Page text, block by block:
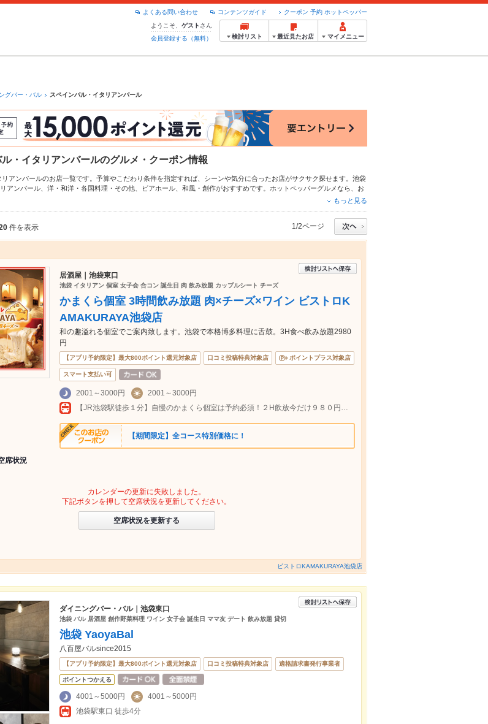
クーポン 予約 ホットペッパー
コンテンツガイド
よくある問い合わせ
ようこそ、 ゲスト さん
会員登録する（無料）
検討リスト 最近見たお店 マイメニュー
グバー・バル スペインバル・イタリアンバール
・イタリアンバールのグルメ・クーポン情報
アンバールのお店一覧です。予算やこだわり条件を指定すれば、シーンや気分に合ったお店がサクサク探せます。池袋
アンバール、 洋・和洋・各国料理・その他 ビアホール 和風・創作がおすすめです。ホットペッパーグルメなら、お
や季節のおすすめ料理など、お店の最新情報をご紹介しているので安
もっと見る
件を表示 1/2ページ
居酒屋｜池袋東口
池袋 イタリアン 個室 女子会 合コン 誕生日 肉 飲み放題 カップルシート チーズ
かまくら個室 3時間飲み放題 肉×チーズ×ワイン ビストロK
AMAKURAYA池袋店
和の趣溢れる個室でご案内致します。池袋で本格博多料理に舌鼓。3H食べ飲み放題2980
円
【アプリ予約限定】最大800ポイント還元対象店 口コミ投稿特典対象店 ポイントプラス対象店
スマート支払い可
2001～3000円
2001～3000円
【JR池袋駅徒歩１分】自慢のかまくら個室は予約必須！２H飲放今だけ９８０円◎３H飲放付きコース３５００円から♪各税込
【期間限定】全コース特別価格に！
席状況
カレンダーの更新に失敗しました。
下記ボタンを押して空席状況を更新してください。
空席状況を更新する
ビストロKAMAKURAYA池袋店
ダイニングバー・バル｜池袋東口
池袋 バル 居酒屋 創作野菜料理 ワイン 女子会 誕生日 ママ友 デート 飲み放題 貸切
池袋 YaoyaBal
八百屋バルsince2015
【アプリ予約限定】最大800ポイント還元対象店 口コミ投稿特典対象店 適格請求書発行事業者
ポイントつかえる
4001～5000円
4001～5000円
池袋駅東口 徒歩4分